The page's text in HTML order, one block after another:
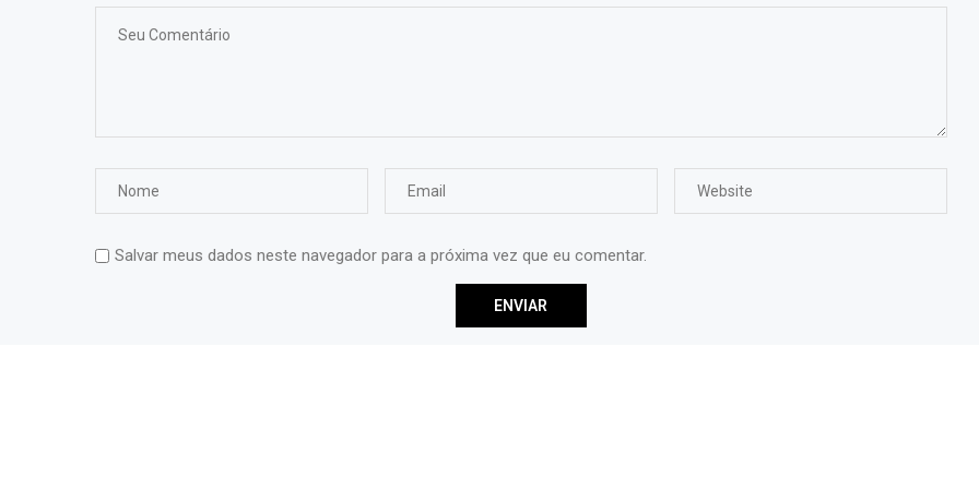
Salvar meus dados neste navegador para a próxima vez que eu comentar.